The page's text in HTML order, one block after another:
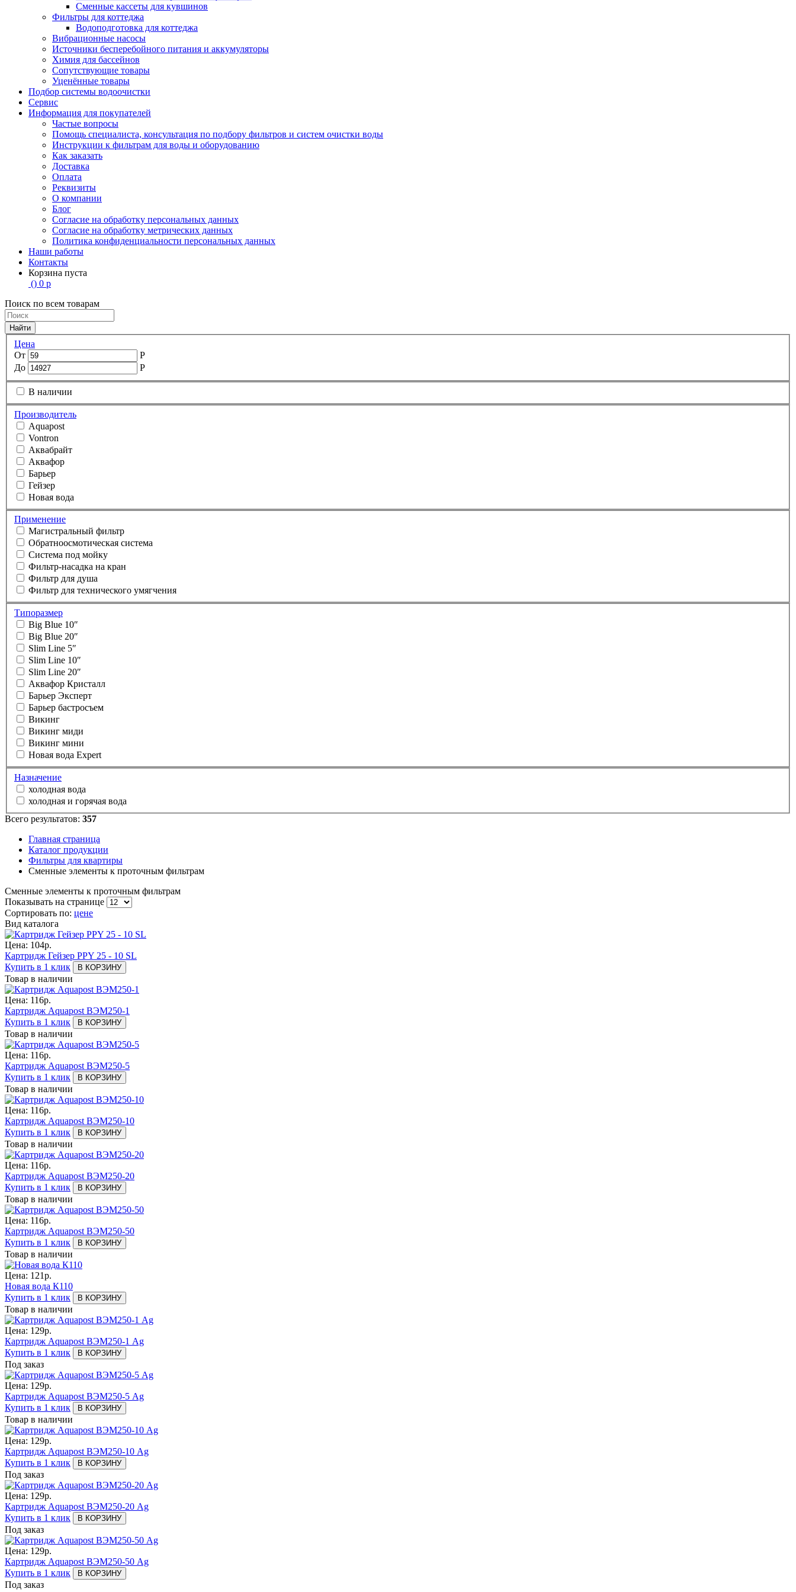
Сменные кассеты для кувшинов
Фильтры для коттеджа
Водоподготовка для коттеджа
Вибрационные насосы
Источники бесперебойного питания и аккумуляторы
Химия для бассейнов
Сопутствующие товары
Уценённые товары
Подбор системы водоочистки
Сервис
Информация для покупателей
Частые вопросы
Помощь специалиста, консультация по подбору фильтров и систем очистки воды
Инструкции к фильтрам для воды и оборудованию
Как заказать
Доставка
Оплата
Реквизиты
О компании
Блог
Согласие на обработку персональных данных
Согласие на обработку метрических данных
Политика конфиденциальности персональных данных
Наши работы
Контакты
Корзина пуста
() 0 р
Поиск по всем товарам
Найти
Цена
От
Р
До
Р
В наличии
Производитель
Aquapost
Vontron
Аквабрайт
Аквафор
Барьер
Гейзер
Новая вода
Применение
Магистральный фильтр
Обратноосмотическая система
Система под мойку
Фильтр-насадка на кран
Фильтр для душа
Фильтр для технического умягчения
Типоразмер
Big Blue 10″
Big Blue 20″
Slim Line 5″
Slim Line 10″
Slim Line 20″
Аквафор Кристалл
Барьер Эксперт
Барьер бастросъем
Викинг
Викинг миди
Викинг мини
Новая вода Expert
Назначение
холодная вода
холодная и горячая вода
Всего результатов: 357
Главная страница
Каталог продукции
Фильтры для квартиры
Сменные элементы к проточным фильтрам
Сменные элементы к проточным фильтрам
Показывать на странице
Сортировать по: цене
Вид каталога
Цена: 104р.
Картридж Гейзер PPY 25 - 10 SL
Купить в 1 клик
В КОРЗИНУ
Товар в наличии
Цена: 116р.
Картридж Aquapost ВЭМ250-1
Купить в 1 клик
В КОРЗИНУ
Товар в наличии
Цена: 116р.
Картридж Aquapost ВЭМ250-5
Купить в 1 клик
В КОРЗИНУ
Товар в наличии
Цена: 116р.
Картридж Aquapost ВЭМ250-10
Купить в 1 клик
В КОРЗИНУ
Товар в наличии
Цена: 116р.
Картридж Aquapost ВЭМ250-20
Купить в 1 клик
В КОРЗИНУ
Товар в наличии
Цена: 116р.
Картридж Aquapost ВЭМ250-50
Купить в 1 клик
В КОРЗИНУ
Товар в наличии
Цена: 121р.
Новая вода К110
Купить в 1 клик
В КОРЗИНУ
Товар в наличии
Цена: 129р.
Картридж Aquapost ВЭМ250-1 Ag
Купить в 1 клик
В КОРЗИНУ
Под заказ
Цена: 129р.
Картридж Aquapost ВЭМ250-5 Ag
Купить в 1 клик
В КОРЗИНУ
Товар в наличии
Цена: 129р.
Картридж Aquapost ВЭМ250-10 Ag
Купить в 1 клик
В КОРЗИНУ
Под заказ
Цена: 129р.
Картридж Aquapost ВЭМ250-20 Ag
Купить в 1 клик
В КОРЗИНУ
Под заказ
Цена: 129р.
Картридж Aquapost ВЭМ250-50 Ag
Купить в 1 клик
В КОРЗИНУ
Под заказ